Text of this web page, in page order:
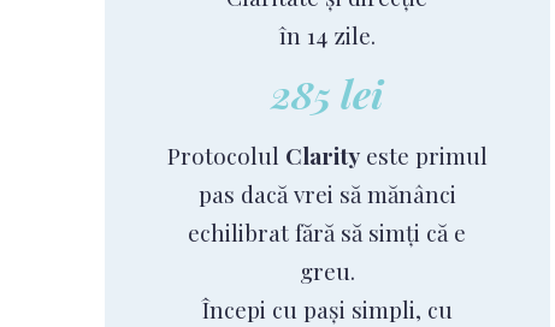
în 14 zile.
285 lei
Protocolul Clarityeste primul
pas dacă vrei să mănânci
echilibrat fără să simți că e
greu.
Începi cu pași simpli, cu